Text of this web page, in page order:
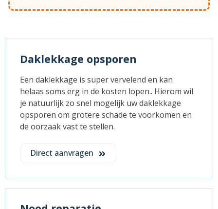
Daklekkage opsporen
Een daklekkage is super vervelend en kan
helaas soms erg in de kosten lopen.. Hierom wil
je natuurlijk zo snel mogelijk uw daklekkage
opsporen om grotere schade te voorkomen en
de oorzaak vast te stellen.
Direct aanvragen